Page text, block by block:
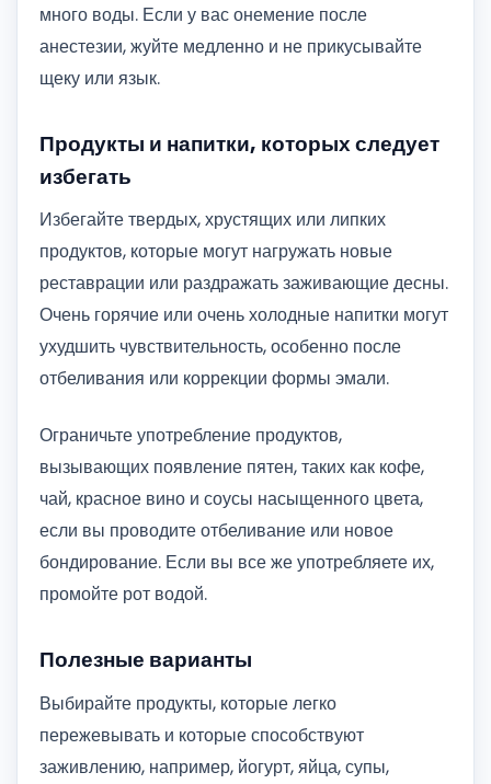
много воды. Если у вас онемение после
анестезии, жуйте медленно и не прикусывайте
щеку или язык.
Продукты и напитки, которых следует
избегать
Избегайте твердых, хрустящих или липких
продуктов, которые могут нагружать новые
реставрации или раздражать заживающие десны.
Очень горячие или очень холодные напитки могут
ухудшить чувствительность, особенно после
отбеливания или коррекции формы эмали.
Ограничьте употребление продуктов,
вызывающих появление пятен, таких как кофе,
чай, красное вино и соусы насыщенного цвета,
если вы проводите отбеливание или новое
бондирование. Если вы все же употребляете их,
промойте рот водой.
Полезные варианты
Выбирайте продукты, которые легко
пережевывать и которые способствуют
заживлению, например, йогурт, яйца, супы,